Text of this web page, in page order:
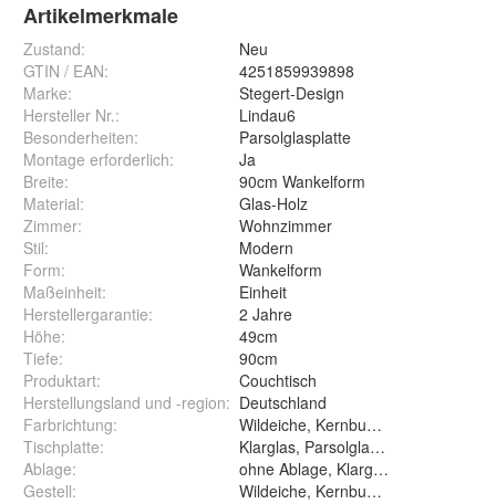
Artikelmerkmale
Zustand:
Neu
GTIN / EAN:
4251859939898
Marke:
Stegert-Design
Hersteller Nr.:
Lindau6
Besonderheiten:
Parsolglasplatte
Montage erforderlich:
Ja
Breite:
90cm Wankelform
Material:
Glas-Holz
Zimmer:
Wohnzimmer
Stil:
Modern
Form:
Wankelform
Maßeinheit:
Einheit
Herstellergarantie:
2 Jahre
Höhe:
49cm
Tiefe:
90cm
Produktart:
Couchtisch
Herstellungsland und -region: Deutschland
Farbrichtung:
Wildeiche, Kernbuche, Lack Weiß
Tischplatte:
Ablage:
Gestell: